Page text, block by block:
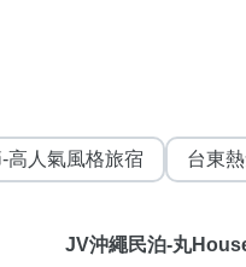
高人氣風格旅宿 台東
JV沖繩民泊-丸